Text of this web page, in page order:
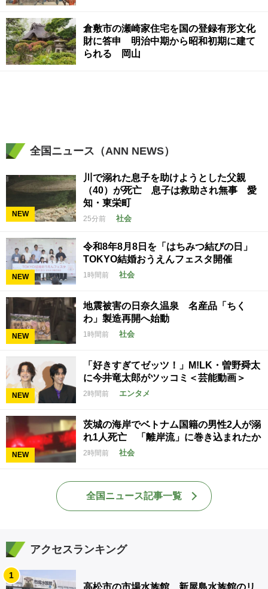
倉敷市の瀬崎家住宅を国の登録有形文化
財に答申 明治中期から昭和初期に建て
られる 岡山
全国ニュース（ANN NEWS）
NEW
川で溺れた息子を助けようとした父親
（40）が死亡 息子は救助され無事 愛
知・東栄町
25分前 社会
NEW
令和8年8月8日を「はちみつ結びの日」
TOKYO結婚おうえんフェスタ開催
1時間前 社会
NEW
地震被害の日奈久温泉 名産品「ちく
わ」製造再開へ始動
1時間前 社会
NEW
「好きすぎてゼッツ！」M!LK・曽野舜太
に今井竜太郎がツッコミ＜芸能動画＞
2時間前 エンタメ
NEW
茨城の海岸でベトナム国籍の男性2人が溺
れ1人死亡 「離岸流」に巻き込まれたか
2時間前 社会
全国ニュース記事一覧
アクセスランキング
1
高松市の市場水族館 新屋島水族館のリ